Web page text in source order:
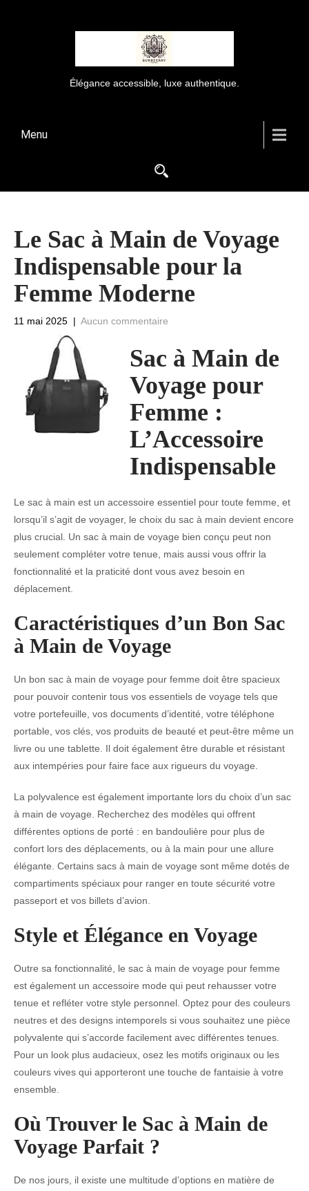
Élégance accessible, luxe authentique.
Menu
Le Sac à Main de Voyage
Indispensable pour la
Femme Moderne
11 mai 2025 | Aucun commentaire
Sac à Main de
Voyage pour
Femme :
L’Accessoire
Indispensable
Le sac à main est un accessoire essentiel pour toute femme, et
lorsqu’il s’agit de voyager, le choix du sac à main devient encore
plus crucial. Un sac à main de voyage bien conçu peut non
seulement compléter votre tenue, mais aussi vous offrir la
fonctionnalité et la praticité dont vous avez besoin en
déplacement.
Caractéristiques d’un Bon Sac
à Main de Voyage
Un bon sac à main de voyage pour femme doit être spacieux
pour pouvoir contenir tous vos essentiels de voyage tels que
votre portefeuille, vos documents d’identité, votre téléphone
portable, vos clés, vos produits de beauté et peut-être même un
livre ou une tablette. Il doit également être durable et résistant
aux intempéries pour faire face aux rigueurs du voyage.
La polyvalence est également importante lors du choix d’un sac
à main de voyage. Recherchez des modèles qui offrent
différentes options de porté : en bandoulière pour plus de
confort lors des déplacements, ou à la main pour une allure
élégante. Certains sacs à main de voyage sont même dotés de
compartiments spéciaux pour ranger en toute sécurité votre
passeport et vos billets d’avion.
Style et Élégance en Voyage
Outre sa fonctionnalité, le sac à main de voyage pour femme
est également un accessoire mode qui peut rehausser votre
tenue et refléter votre style personnel. Optez pour des couleurs
neutres et des designs intemporels si vous souhaitez une pièce
polyvalente qui s’accorde facilement avec différentes tenues.
Pour un look plus audacieux, osez les motifs originaux ou les
couleurs vives qui apporteront une touche de fantaisie à votre
ensemble.
Où Trouver le Sac à Main de
Voyage Parfait ?
De nos jours, il existe une multitude d’options en matière de